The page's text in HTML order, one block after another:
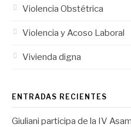
Violencia Obstétrica
Violencia y Acoso Laboral
Vivienda digna
ENTRADAS RECIENTES
Giuliani participa de la IV